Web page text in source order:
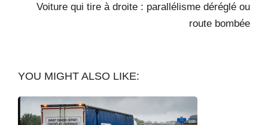
Voiture qui tire à droite : parallélisme déréglé ou
route bombée
YOU MIGHT ALSO LIKE: